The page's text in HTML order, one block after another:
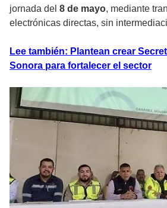
jornada del 8 de mayo, mediante
electrónicas directas, sin
Lee también: Plantean crear
Sonora para fortalecer el sector